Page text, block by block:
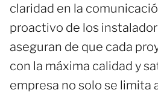
claridad en la
proactivo de los
aseguran de que cada
con la máxima calidad y
empresa no solo se limita